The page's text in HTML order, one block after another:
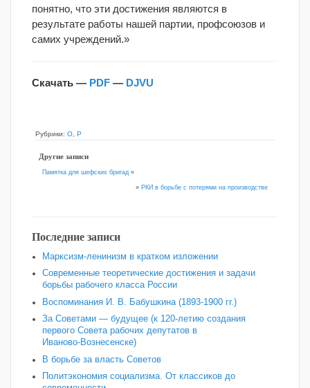
понятно, что эти достижения являются в
результате работы нашей партии, профсоюзов и
самих учреждений.»
Скачать — PDF — DJVU
Рубрики: О Р
Другие записи
Памятка для шефских бригад «
» РКИ в борьбе с потерями на производстве
Последние записи
Марксизм-ленинизм в кратком изложении
Современные теоретические достижения и задачи
борьбы рабочего класса России
Воспоминания И. В. Бабушкина (1893-1900 гг.)
За Советами — будущее (к 120‑летию создания
первого Совета рабочих депутатов в
Иваново‑Вознесенске)
В борьбе за власть Советов
Политэкономия социализма. От классиков до